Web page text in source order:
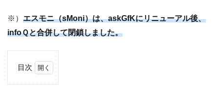
※） エスモニ（sMoni）は、askGfKにリニューアル後、
infoＱと合併して閉鎖しました。
目次